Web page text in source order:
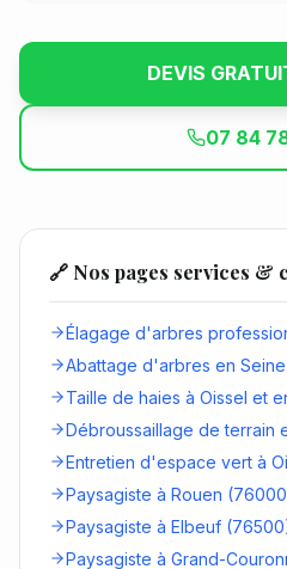
DEVIS
07 84
🔗 Nos pages services &
Élagage d'arbres
Abattage d'arbres en
Taille de haies à Oissel et
Débroussaillage de terrain
Entretien d'espace vert à
Paysagiste à Rouen
Paysagiste à Elbeuf
Paysagiste à Grand-